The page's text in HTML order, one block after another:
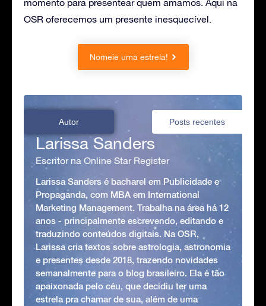
momento para presentear quem amamos. Aqui na
OSR oferecemos um presente inesquecível.
Nomeie uma estrela!
Autor Posts recentes
Larissa Sanders
Escritor na Online Star Register
Larissa Sanders é bacharel em Publicidade e
Propaganda, com MBA em International
Marketing Management. Trabalha na área há 12
anos - principalmente escrevendo, editando e
traduzindo conteúdos digitais. Na OSR,
Larissa cria textos sobre astrologia, astronomia
e presentes desde 2018, trazendo novidades
semanalmente para o blog brasileiro. Ela é tão
apaixonada pelo céu, que decidiu ter uma
estrela pra chamar de sua, além de uma